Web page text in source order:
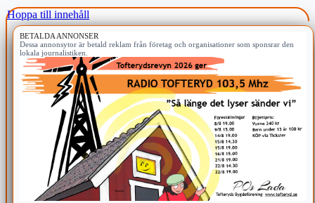
Hoppa till innehåll
BETALDA ANNONSER
Dessa annonsytor är betald reklam från företag och organisationer som sponsrar den
lokala journalistiken.